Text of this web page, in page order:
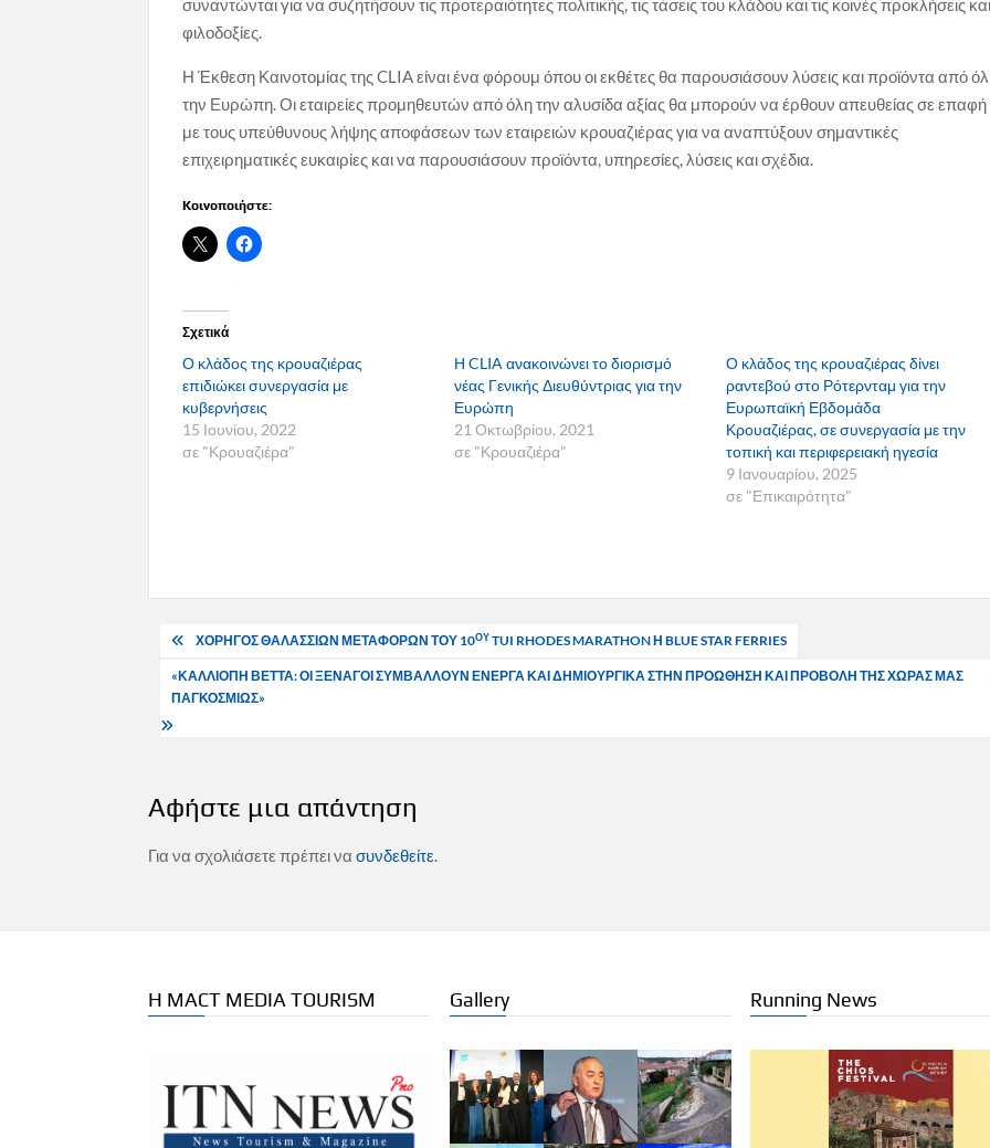
συναντώνται για να συζητήσουν τις προτεραιότητες πολιτικής, τις τάσεις του κλάδου και τις κοινές προκλήσεις
φιλοδοξίες.
Η Έκθεση Καινοτομίας της CLIA είναι ένα φόρουμ όπου οι εκθέτες θα παρουσιάσουν λύσεις και προϊόντα από
την Ευρώπη. Οι εταιρείες προμηθευτών από όλη την αλυσίδα αξίας θα μπορούν να έρθουν απευθείας σε επαφή
με τους υπεύθυνους λήψης αποφάσεων των εταιρειών κρουαζιέρας για να αναπτύξουν σημαντικές
επιχειρηματικές ευκαιρίες και να παρουσιάσουν προϊόντα, υπηρεσίες, λύσεις και σχέδια.
Κοινοποιήστε:
Σχετικά
Ο κλάδος της κρουαζιέρας
επιδιώκει συνεργασία με
κυβερνήσεις
15 Ιουνίου, 2022
σε "Κρουαζιέρα"
Η CLIA ανακοινώνει το διορισμό
νέας Γενικής Διευθύντριας για την
Ευρώπη
21 Οκτωβρίου, 2021
σε "Κρουαζιέρα"
Ο κλάδος της κρουαζιέρας δίνει
ραντεβού στο Ρότερνταμ για την
Ευρωπαϊκή Εβδομάδα
Κρουαζιέρας, σε συνεργασία με την
τοπική και περιφερειακή ηγεσία
9 Ιανουαρίου, 2025
σε "Επικαιρότητα"
Πλοήγηση
άρθρων
ΧΟΡΗΓΟΣ ΘΑΛΑΣΣΙΩΝ ΜΕΤΑΦΟΡΩΝ ΤΟΥ 10ΟΥTUI RHODES MARATHON Η BLUE STAR FERRIES
«ΚΑΛΛΙΟΠΗ ΒΕΤΤΑ: ΟΙ ΞΕΝΑΓΟΙ ΣΥΜΒΑΛΛΟΥΝ ΕΝΕΡΓΑ ΚΑΙ ΔΗΜΙΟΥΡΓΙΚΑ ΣΤΗΝ ΠΡΟΩΘΗΣΗ ΚΑΙ ΠΡΟΒΟΛΗ ΤΗΣ ΧΩΡΑΣ ΜΑΣ
ΠΑΓΚΟΣΜΙΩΣ»
Αφήστε μια απάντηση
Για να σχολιάσετε πρέπει νασυνδεθείτε.
Η MACT MEDIA TOURISM Gallery Running News